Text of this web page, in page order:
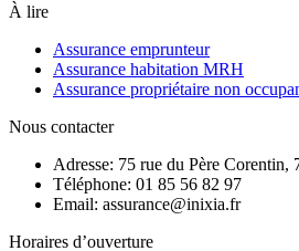
À lire
Assurance emprunteur
Assurance habitation MRH
Assurance propriétaire non
Nous contacter
Adresse: 75 rue du Père Corentin,
Téléphone: 01 85 56 82 97
Email: assurance@inixia.fr
Horaires d’ouverture